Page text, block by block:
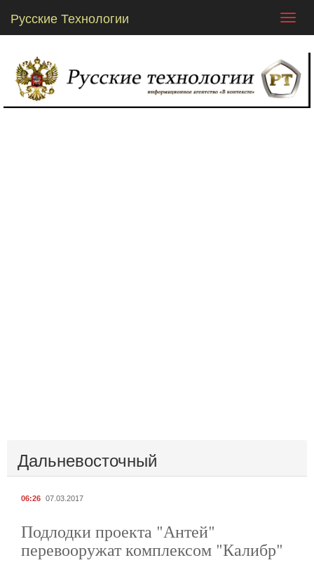
Русские Технологии
Дальневосточный
06:26 07.03.2017
Подлодки проекта "Антей"
перевооружат комплексом "Калибр"